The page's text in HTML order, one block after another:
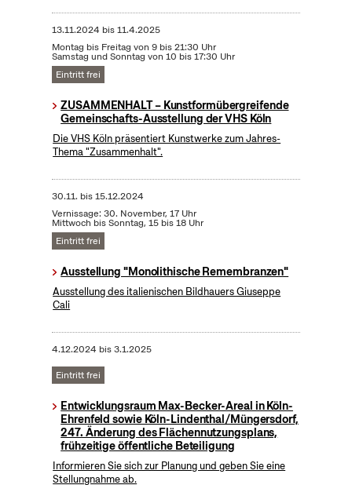
13.11.2024 bis11.4.2025
Montag bis Freitag von 9 bis 21:30 Uhr
Samstag und Sonntag von 10 bis 17:30 Uhr
Eintritt frei
ZUSAMMENHALT – Kunstformübergreifende
Gemeinschafts-Ausstellung der VHS Köln
Die VHS Köln präsentiert Kunstwerke zum Jahres-
Thema "Zusammenhalt".
30.11. bis15.12.2024
Vernissage: 30. November, 17 Uhr
Mittwoch bis Sonntag, 15 bis 18 Uhr
Eintritt frei
Ausstellung "Monolithische Remembranzen"
Ausstellung des italienischen Bildhauers Giuseppe
Cali
4.12.2024 bis3.1.2025
Eintritt frei
Entwicklungsraum Max-Becker-Areal in Köln-
Ehrenfeld sowie Köln-Lindenthal/Müngersdorf,
247. Änderung des Flächennutzungsplans,
frühzeitige öffentliche Beteiligung
Informieren Sie sich zur Planung und geben Sie eine
Stellungnahme ab.